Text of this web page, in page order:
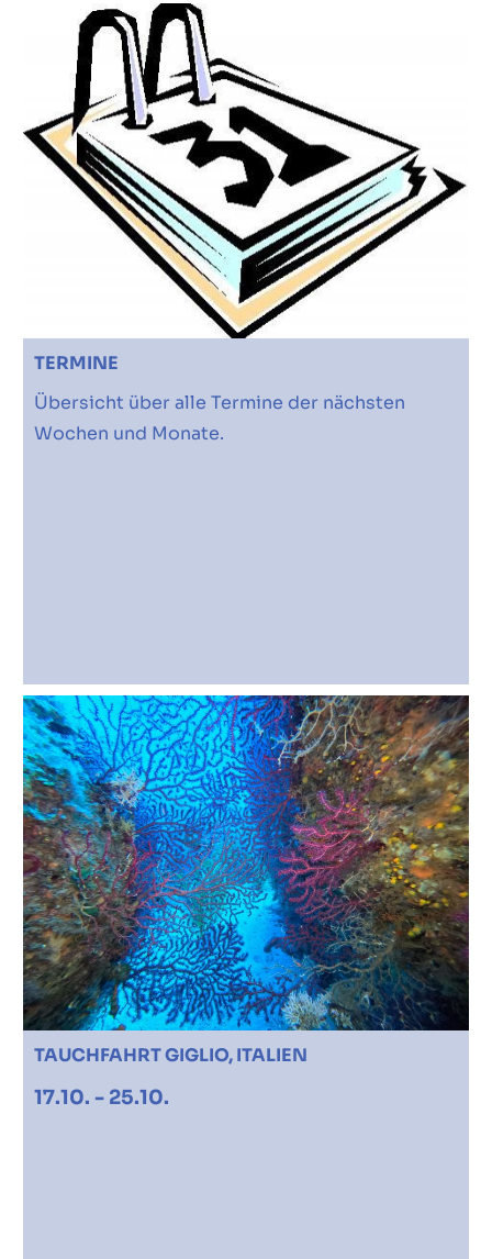
TERMINE
Übersicht über alle Termine der nächsten
Wochen und Monate.
TAUCHFAHRT GIGLIO, ITALIEN
17.10. - 25.10.